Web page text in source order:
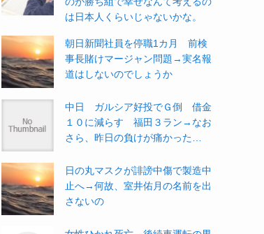
は日本人くらいじゃないかな。
朝日新聞社員を停職1カ月 前検
事長賭けマージャン問題→実名報
道はしないのでしょうか
中日 ガルシア好投でＧ倒 借金
１０に減らす 福田３ラン→なお
さら、昨日の負けが痛かった…
日の丸マスクが誹謗中傷で製造中
止へ→何故、室井佑月の名前を出
さないの